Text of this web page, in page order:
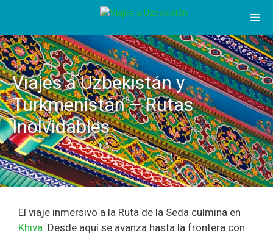
contenido
Viajes a Uzbekistán y
Turkmenistán – Rutas
Inolvidables
El viaje inmersivo a la Ruta de la Seda culmina en
Khiva. Desde aquí se avanza hasta la frontera con